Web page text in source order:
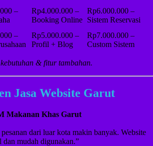
–
Rp4.000.000 –
Booking Online
Rp6.000.000 –
Sistem Reservasi
–
Rp5.000.000 –
Profil + Blog
Rp7.000.000 –
Custom Sistem
& fitur tambahan.
Jasa Website Garut
Makanan Khas Garut
dari luar kota makin banyak. Website
dan mudah digunakan.”